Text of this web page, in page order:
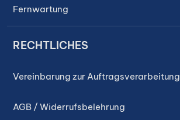
Fernwartung
RECHTLICHES
Vereinbarung zur Auftragsverarbeitung
AGB / Widerrufsbelehrung